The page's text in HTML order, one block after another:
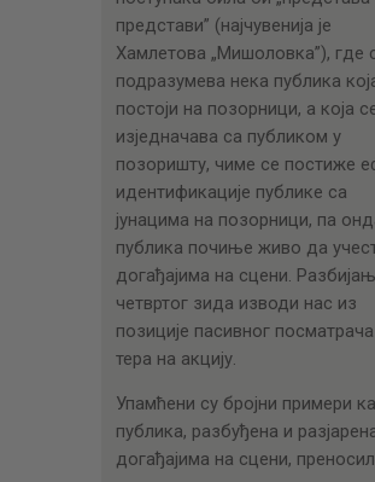
представи” (најчувенија је
Хамлетова „Мишоловка”), где
подразумева нека публика
постоји на позорници, а која
изједначава са публиком у
позоришту, чиме се постиже
идентификације публике са
јунацима на позорници, па
публика почиње живо да
догађајима на сцени.
четвртог зида изводи нас из
позиције пасивног
тера на акцију.
Упамћени су бројни примери
публика, разбуђена и
догађајима на сцени,